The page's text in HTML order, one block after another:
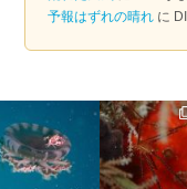
予報はずれの晴れ に